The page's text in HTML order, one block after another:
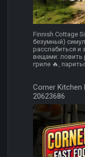
Finnish Cottage
безумный)
расслабиться и
вещами: ловить
гриле 🔥,
Corner Kitchen
20623686